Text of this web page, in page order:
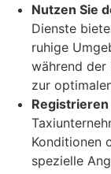
Nutzen Sie
Dienste
ruhige
während der
zur
Konditionen
spezielle